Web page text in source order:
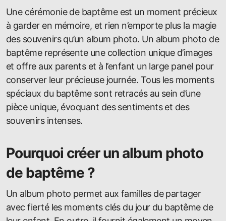
Une cérémonie de baptême est un moment précieux
à garder en mémoire, et rien n’emporte plus la magie
des souvenirs qu’un album photo. Un album photo de
baptême représente une collection unique d’images
et offre aux parents et à l’enfant un large panel pour
conserver leur précieuse journée. Tous les moments
spéciaux du baptême sont retracés au sein d’une
pièce unique, évoquant des sentiments et des
souvenirs intenses.
Pourquoi créer un album photo
de baptême ?
Un album photo permet aux familles de partager
avec fierté les moments clés du jour du baptême de